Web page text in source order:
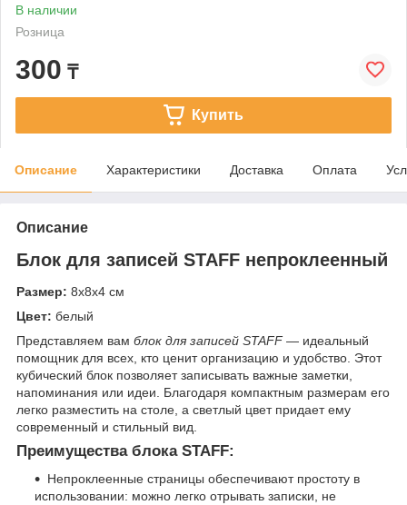
В наличии
Розница
300 ₸
Купить
Описание Характеристики Доставка Оплата
Описание
Блок для записей STAFF непроклеенный
Размер: 8х8х4 см
Цвет: белый
Представляем вам блок для записей STAFF — идеальный
помощник для всех, кто ценит организацию и удобство. Этот
кубический блок позволяет записывать важные заметки,
напоминания или идеи. Благодаря компактным размерам его
легко разместить на столе, а светлый цвет придает ему
современный и стильный вид.
Преимущества блока STAFF:
Непроклеенные страницы обеспечивают простоту в
использовании: можно легко отрывать записки, не